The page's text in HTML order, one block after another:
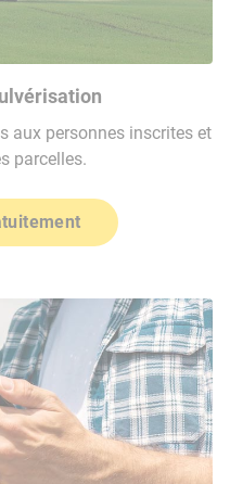
aux personnes inscrites et
parcelles.